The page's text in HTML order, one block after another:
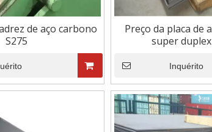
de aço carbono
S275
Preço da placa de
super
Inquérito